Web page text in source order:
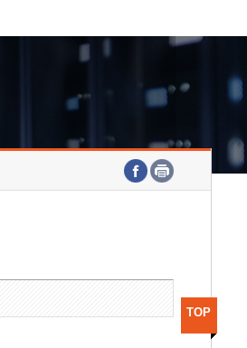
연구원 고객헌장
주요업무연락처
TOP